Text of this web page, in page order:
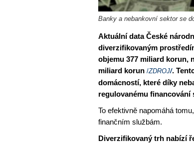
Banky a nebankovní sektor se
Aktuální data České
diverzifikovaným
objemu 377 miliard korun,
miliard korun /ZDROJ/.
domácností, které díky
regulovanému financování
To efektivně napomáhá
finančním službám.
Diverzifikovaný trh nabízí